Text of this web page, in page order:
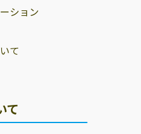
ション
て
て